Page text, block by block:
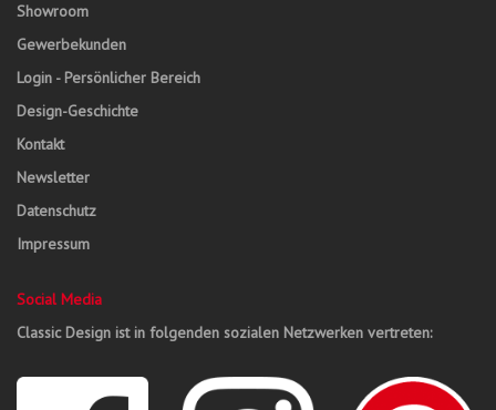
Showroom
Gewerbekunden
Login - Persönlicher Bereich
Design-Geschichte
Kontakt
Newsletter
Datenschutz
Impressum
Social Media
Classic Design ist in folgenden sozialen Netzwerken vertreten: